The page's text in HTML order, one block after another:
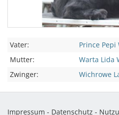
Vater:
Prince Pepi
Mutter:
Warta Lida
Zwinger:
Wichrowe
Impressum - Datenschutz -